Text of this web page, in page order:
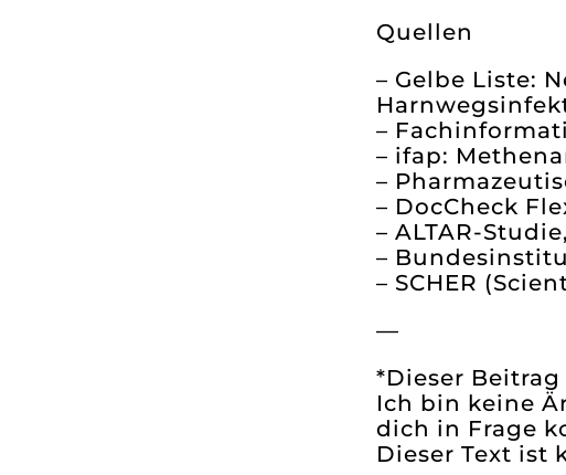
Quellen
– Gelbe Liste:
–
– ifap:
–
– DocCheck
– ALTAR-
–
– SCHER
—
*Dieser
Ich bin keine
dich in Frage
Dieser Text ist